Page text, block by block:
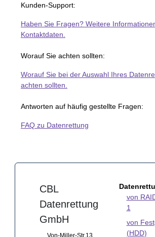
Kunden-Support:
Haben Sie Fragen? Weitere
Kontaktdaten.
Worauf Sie achten sollten:
Worauf Sie bei der Auswahl Ihres
achten sollten.
Antworten auf häufig gestellte Fragen:
FAQ zu Datenrettung
CBL
Datenrettung
GmbH
Von-Miller-Str.13
von
1
von
(HDD)